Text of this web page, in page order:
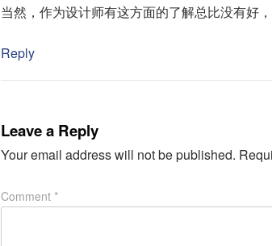
当然，作为设计师有这方面的了解总比没有好，
Reply
Leave a Reply
Your email address will not be published.
Comment *